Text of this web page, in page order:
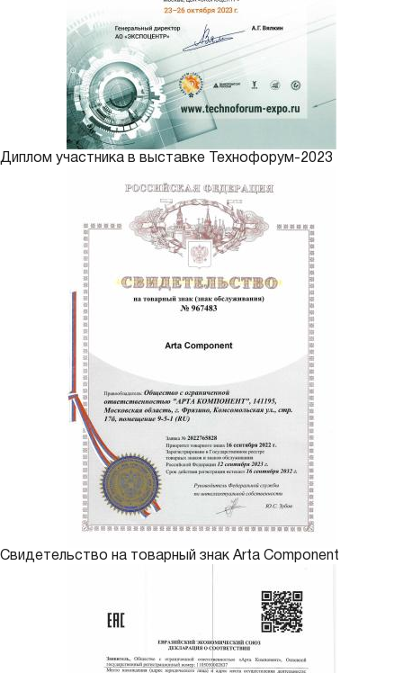
Диплом участника в выставке Технофорум-2023
Свидетельство на товарный знак Arta Component